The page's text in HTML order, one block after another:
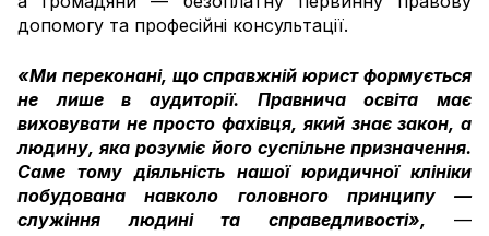
допомогу та професійні консультації.
«Ми переконані, що справжній юрист формується
не лише в аудиторії. Правнича освіта має
виховувати не просто фахівця, який знає закон, а
людину, яка розуміє його суспільне призначення.
Саме тому діяльність нашої юридичної клініки
побудована навколо головного принципу —
служіння людині та справедливості», —